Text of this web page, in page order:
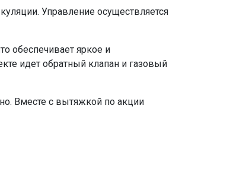
отдельно)
Управление осуществляется
обеспечивает яркое и
идет обратный клапан и газовый
Вместе с вытяжкой по акции